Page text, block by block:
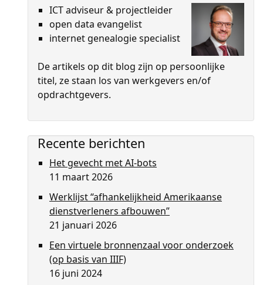
ICT adviseur & projectleider
open data evangelist
internet genealogie specialist
De artikels op dit blog zijn op persoon­lijke
titel, ze staan los van werkgevers en/of
opdrachtgevers.
Recente berichten
Het gevecht met AI-bots
11 maart 2026
Werklijst “afhankelijkheid Amerikaanse
dienstverleners afbouwen”
21 januari 2026
Een virtuele bronnenzaal voor onderzoek
(op basis van IIIF)
16 juni 2024